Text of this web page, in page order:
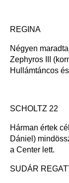
REGINA
Négyen
Zephyros III
Hullámtáncos
SCHOLTZ 22
Hárman értek
Dániel)
a Center lett.
SUDÁR